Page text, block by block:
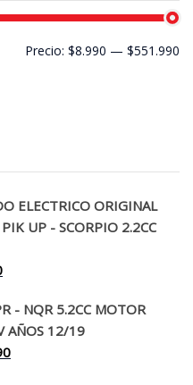
Precio: $8.990 — $551.990
ELECTRICO ORIGINAL
UP - SCORPIO 2.2CC
El
actual
es:
$94.990.
- NQR 5.2CC MOTOR
AÑOS 12/19
El